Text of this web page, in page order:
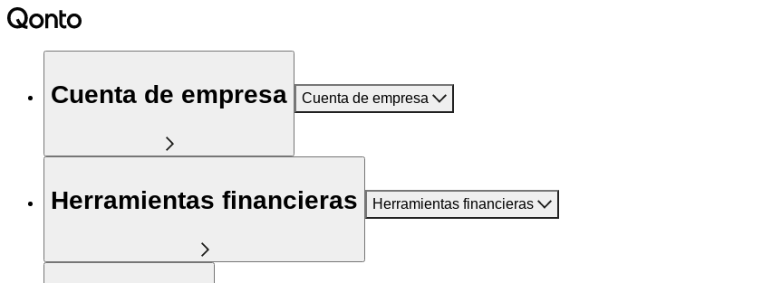
Cuenta de empresa Cuenta de empresa
Herramientas financieras Herramientas financieras